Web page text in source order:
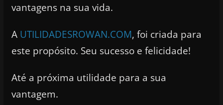
vantagens na sua vida.
A UTILIDADESROWAN.COM, foi criada para
este propósito. Seu sucesso e felicidade!
Até a próxima utilidade para a sua
vantagem.